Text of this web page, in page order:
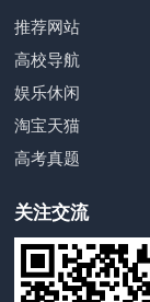
推荐网站
高校导航
娱乐休闲
淘宝天猫
高考真题
关注交流